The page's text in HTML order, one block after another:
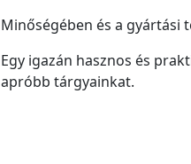
Minőségében és a gyártási
Egy igazán hasznos és
apróbb tárgyainkat.